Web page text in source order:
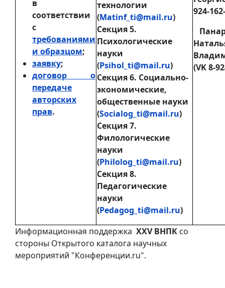
в
соответствии
с
требованиями
и образцом;
заявку;
договор о
передаче
авторских
прав.
технологии
(Matinf_ti@mail.ru)
Секция 5.
Психологические
науки
(Psihol_ti@mail.ru)
Секция 6. Социально-
экономические,
общественные науки
(Socialog_ti@mail.ru)
Секция 7.
Филологические
науки
(Philolog_ti@mail.ru)
Секция 8.
Педагогические
науки
(Pedagog_ti@mail.ru)
924-
(VK 8-
Информационная поддержка XXV ВНПК со
стороны Открытого каталога научных
мероприятий "Конференции.ru".